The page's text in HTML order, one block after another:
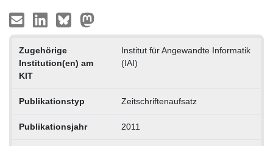
Zugehörige
Institution(en) am
KIT
Institut für Angewandte Informatik
(IAI)
Publikationstyp Zeitschriftenaufsatz
Publikationsjahr 2011